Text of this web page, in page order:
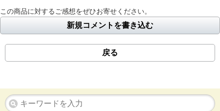
この商品に対するご感想をぜひお寄せください。
新規コメントを書き込む
戻る